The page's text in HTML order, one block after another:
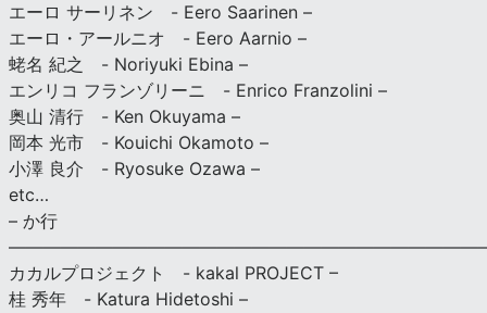
エーロ サーリネン - Eero Saarinen –
エーロ・アールニオ - Eero Aarnio –
蛯名 紀之 - Noriyuki Ebina –
エンリコ フランゾリーニ - Enrico Franzolini –
奥山 清行 - Ken Okuyama –
岡本 光市 - Kouichi Okamoto –
小澤 良介 - Ryosuke Ozawa –
etc…
– か行
カカルプロジェクト - kakal PROJECT –
桂 秀年 - Katura Hidetoshi –